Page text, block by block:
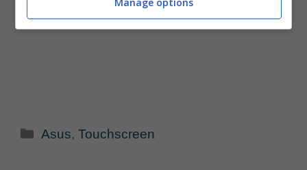
Categorie
Asus,Touchscreen